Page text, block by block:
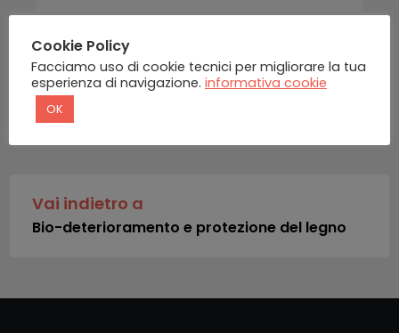
INDIETRO
Vai indietro a
Bio-deterioramento e protezione del legno
Cookie Policy
Facciamo uso di cookie tecnici per migliorare la tua
esperienza di navigazione. informativa cookie
OK